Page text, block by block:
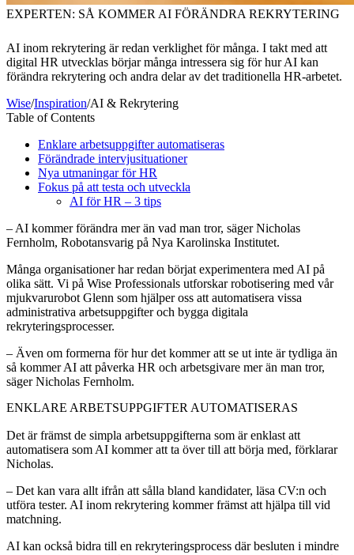
EXPERTEN: SÅ KOMMER AI FÖRÄNDRA REKRYTERING
AI inom rekrytering är redan verklighet för många. I takt med att
digital HR utvecklas börjar många intressera sig för hur AI kan
förändra rekrytering och andra delar av det traditionella HR-arbetet.
Wise/Inspiration/AI & Rekrytering
Table of Contents
Enklare arbetsuppgifter automatiseras
Förändrade intervjusituationer
Nya utmaningar för HR
Fokus på att testa och utveckla
AI för HR – 3 tips
– AI kommer förändra mer än vad man tror, säger Nicholas
Fernholm, Robotansvarig på Nya Karolinska Institutet.
Många organisationer har redan börjat experimentera med AI på
olika sätt. Vi på Wise Professionals utforskar robotisering med vår
mjukvarurobot Glenn som hjälper oss att automatisera vissa
administrativa arbetsuppgifter och bygga digitala
rekryteringsprocesser.
– Även om formerna för hur det kommer att se ut inte är tydliga än
så kommer AI att påverka HR och arbetsgivare mer än man tror,
säger Nicholas Fernholm.
ENKLARE ARBETSUPPGIFTER AUTOMATISERAS
Det är främst de simpla arbetsuppgifterna som är enklast att
automatisera som AI kommer att ta över till att börja med, förklarar
Nicholas.
– Det kan vara allt ifrån att sålla bland kandidater, läsa CV:n och
utföra tester. AI inom rekrytering kommer främst att hjälpa till vid
matchning.
AI kan också bidra till en rekryteringsprocess där besluten i mindre